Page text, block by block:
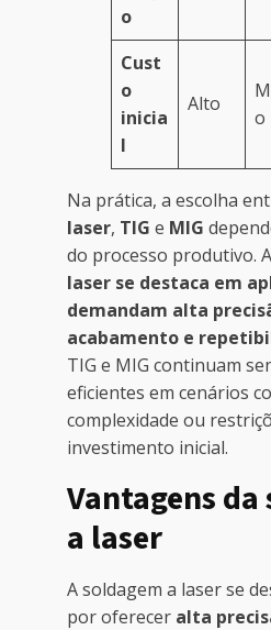
o
Cust
o
inicia
l
Alto
o
Na prática, a escolha
laser, TIG e MIG
do processo produtivo. A
laser se destaca em
demandam alta
acabamento e
TIG e MIG continuam
eficientes em cenários
complexidade ou
investimento inicial.
Vantagens
a laser
A soldagem a laser se
por oferecer alta